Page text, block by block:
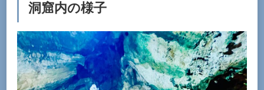
洞窟内の様子